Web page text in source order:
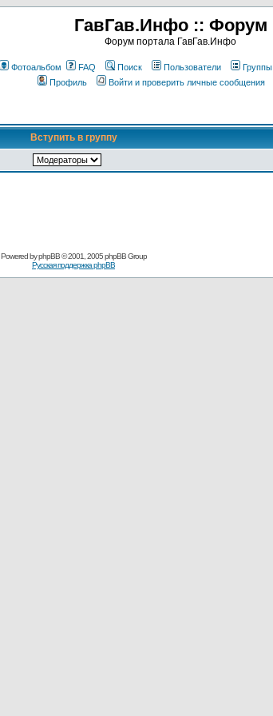
ГавГав.Инфо :: Форум
Форум портала ГавГав.Инфо
Фотоальбом FAQ Поиск Пользователи Группы
Профиль
Войти и проверить личные сообщения
Вступить в группу
Powered byphpBB© 2001, 2005 phpBB Group
Русская поддержка phpBB